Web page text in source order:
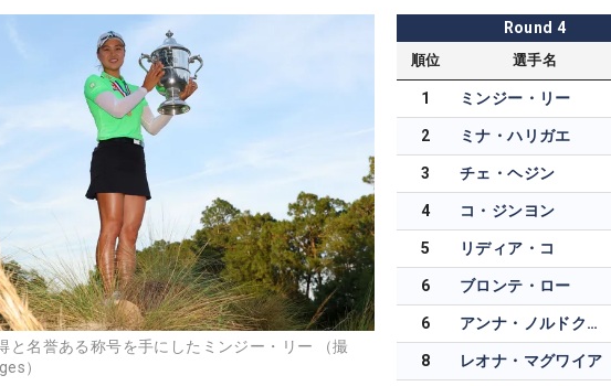
と名誉ある称号を手にしたミンジー・リー （撮
）
Round 4
順位 選手名
1 ミンジー・リー
2 ミナ・ハリガエ
3 チェ・ヘジン
4 コ・ジンヨン
5 リディア・コ
6 ブロンテ・ロー
6 アンナ・ノルドクビスト
8 レオナ・マグワイア